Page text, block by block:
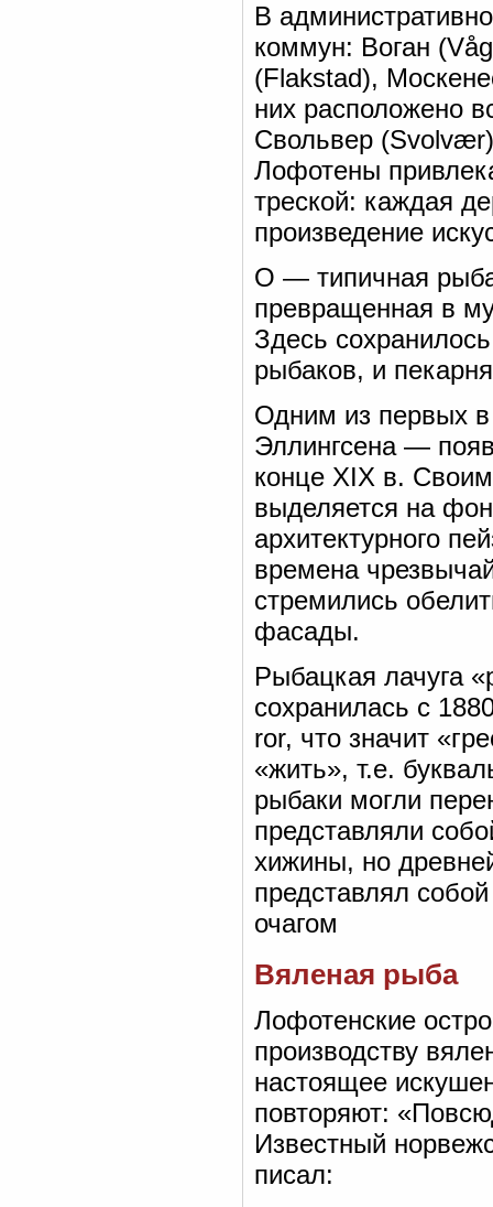
В
коммун: Воган
(Flakstad),
них расположено
Свольвер
Лофотены
треской: каждая
произведение
О — типичная
превращенная в
Здесь
рыбаков, и
Одним из первых в
Эллингсена —
конце XIX в.
выделяется на
архитектурного
времена
стремились
фасады.
Рыбацкая лачуга
сохранилась с
ror, что значит
«жить», т.е.
рыбаки могли
представляли
хижины, но
представлял
очагом
Вяленая рыба
Лофотенские
производству
настоящее
повторяют:
Известный
писал: